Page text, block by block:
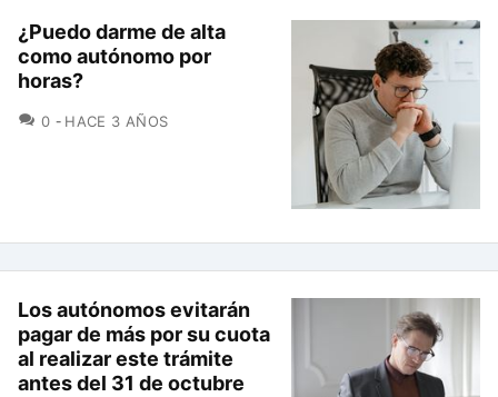
¿Puedo darme de alta
como autónomo por
horas?
0 COMENTARIOS
HACE 3 AÑOS
Los autónomos evitarán
pagar de más por su cuota
al realizar este trámite
antes del 31 de octubre